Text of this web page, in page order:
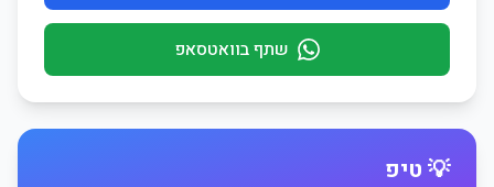
שתף בוואטסאפ
💡 טיפ